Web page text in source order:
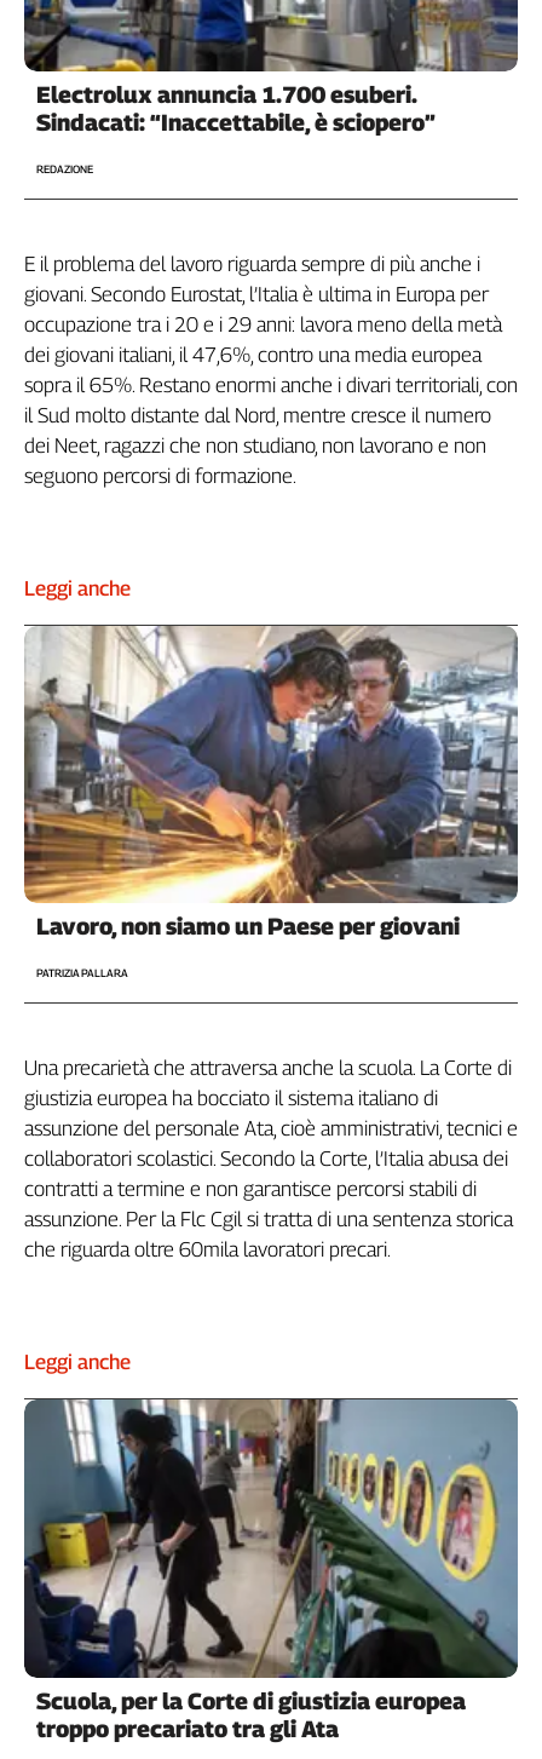
Cerca
Contatti
La
Newsletter
Social
Electrolux annuncia 1.700 esuberi.
Sindacati: “Inaccettabile, è sciopero”
REDAZIONE
E il problema del lavoro riguarda sempre di più anche i
giovani. Secondo Eurostat, l’Italia è ultima in Europa per
occupazione tra i 20 e i 29 anni: lavora meno della metà
dei giovani italiani, il 47,6%, contro una media europea
sopra il 65%. Restano enormi anche i divari territoriali, con
il Sud molto distante dal Nord, mentre cresce il numero
dei Neet, ragazzi che non studiano, non lavorano e non
seguono percorsi di formazione.
Leggi anche
Lavoro, non siamo un Paese per giovani
PATRIZIA PALLARA
Una precarietà che attraversa anche la scuola. La Corte di
giustizia europea ha bocciato il sistema italiano di
assunzione del personale Ata, cioè amministrativi, tecnici e
collaboratori scolastici. Secondo la Corte, l’Italia abusa dei
contratti a termine e non garantisce percorsi stabili di
assunzione. Per la Flc Cgil si tratta di una sentenza storica
che riguarda oltre 60mila lavoratori precari.
Leggi anche
Scuola, per la Corte di giustizia europea
troppo precariato tra gli Ata